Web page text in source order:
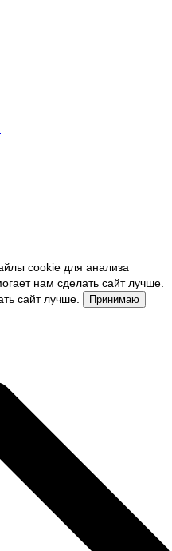
cookie для анализа
нам сделать сайт лучше.
сайт лучше.
Принимаю